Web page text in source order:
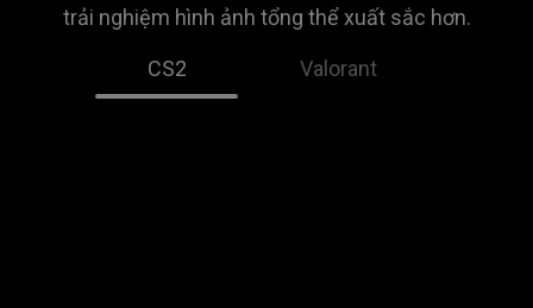
trải nghiệm hình ảnh tổng thể xuất sắc hơn.
CS2 Valorant